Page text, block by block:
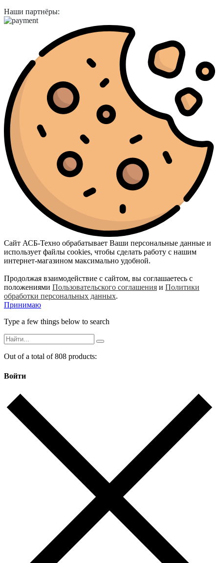
Наши партнёры:
Сайт АСБ-Техно обрабатывает Ваши персональные данные и
использует файлы cookies, чтобы сделать работу с нашим
интернет-магазином максимально удобной.
Продолжая взаимодействие с сайтом, вы соглашаетесь с
положениями Пользовательского соглашения и Политики
обработки персональных данных.
Принимаю
Type a few things below to search
Out of a total of 808 products:
Войти